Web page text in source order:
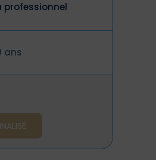
professionnel
ans